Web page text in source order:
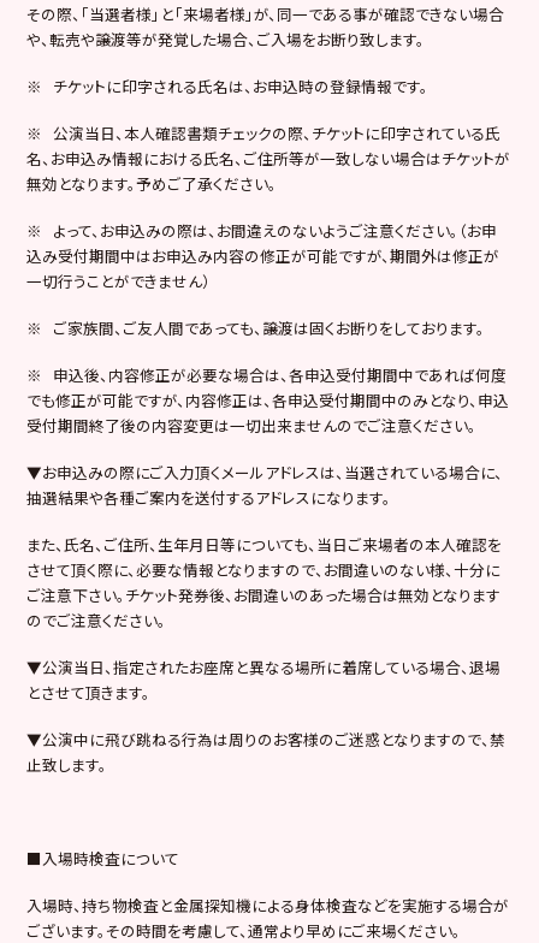
その際、「当選者様」と「来場者様」が、同一である事が確認できない場合
や、転売や譲渡等が発覚した場合、ご入場をお断り致します。
※ チケットに印字される氏名は、お申込時の登録情報です。
※ 公演当日、本人確認書類チェックの際、チケットに印字されている氏
名、お申込み情報における氏名、ご住所等が一致しない場合はチケットが
無効となります。予めご了承ください。
※ よって、お申込みの際は、お間違えのないようご注意ください。（お申
込み受付期間中はお申込み内容の修正が可能ですが、期間外は修正が
一切行うことができません）
※ ご家族間、ご友人間であっても、譲渡は固くお断りをしております。
※ 申込後、内容修正が必要な場合は、各申込受付期間中であれば何度
でも修正が可能ですが、内容修正は、各申込受付期間中のみとなり、申込
受付期間終了後の内容変更は一切出来ませんのでご注意ください。
▼お申込みの際にご入力頂くメールアドレスは、当選されている場合に、
抽選結果や各種ご案内を送付するアドレスになります。
また、氏名、ご住所、生年月日等についても、当日ご来場者の本人確認を
させて頂く際に、必要な情報となりますので、お間違いのない様、十分に
ご注意下さい。チケット発券後、お間違いのあった場合は無効となります
のでご注意ください。
▼公演当日、指定されたお座席と異なる場所に着席している場合、退場
とさせて頂きます。
▼公演中に飛び跳ねる行為は周りのお客様のご迷惑となりますので、禁
止致します。
■入場時検査について
入場時、持ち物検査と金属探知機による身体検査などを実施する場合が
ございます。その時間を考慮して、通常より早めにご来場ください。